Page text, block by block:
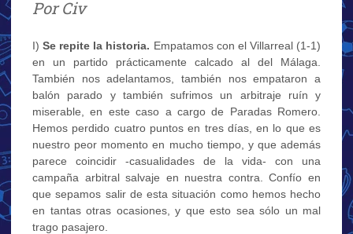
Por Civ
I)Se repite la historia. Empatamos con el Villarreal (1-1)
en un partido prácticamente calcado al del Málaga.
También nos adelantamos, también nos empataron a
balón parado y también sufrimos un arbitraje ruín y
miserable, en este caso a cargo de Paradas Romero.
Hemos perdido cuatro puntos en tres días, en lo que es
nuestro peor momento en mucho tiempo, y que además
parece coincidir -casualidades de la vida- con una
campaña arbitral salvaje en nuestra contra. Confío en
que sepamos salir de esta situación como hemos hecho
en tantas otras ocasiones, y que esto sea sólo un mal
trago pasajero.